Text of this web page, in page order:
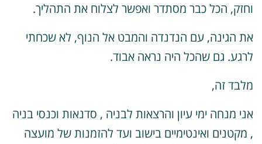
הכל כבר מסתדר ואפשר לצלוח את התהליך.
הגינה, עם הנדנדה והמבט אל הנוף, לא שכחתי
גם שהכל היה נראה אבוד.
זה,
מנחה ימי עיון והרצאות לבניה , סדנאות וכנסי בניה
ואינטימיים בישוב ועד להזמנות של מועצה